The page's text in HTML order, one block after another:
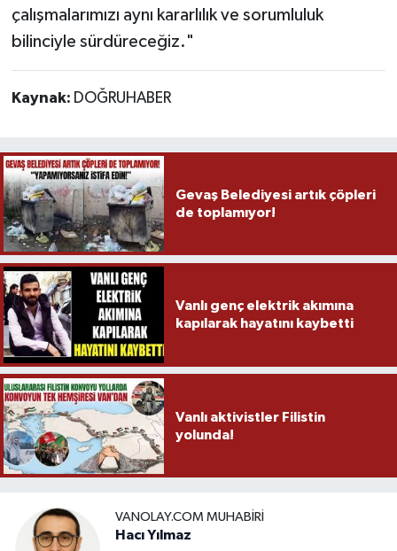
çalışmalarımızı aynı kararlılık ve sorumluluk
bilinciyle sürdüreceğiz."
Kaynak: DOĞRUHABER
Gevaş Belediyesi artık çöpleri
de toplamıyor!
Vanlı genç elektrik akımına
kapılarak hayatını kaybetti
Vanlı aktivistler Filistin
yolunda!
VANOLAY.COM MUHABIRI
Hacı Yılmaz